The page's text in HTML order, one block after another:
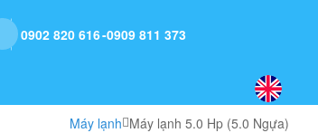
0902 820 616 0909 811 373
Máy lạnh Máy lạnh 5.0 Hp (5.0 Ngựa)